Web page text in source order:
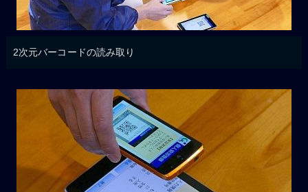
2次元バーコードの読み取り